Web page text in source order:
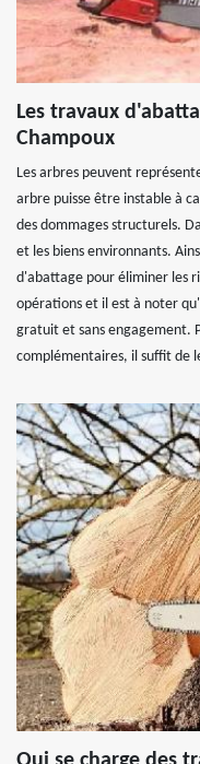
Les travaux
Champoux
Les arbres peuvent
arbre puisse être instable à
des dommages structurels.
et les biens environnants.
d'abattage pour éliminer les
opérations et il est à noter
gratuit et sans engagement.
complémentaires, il suffit de